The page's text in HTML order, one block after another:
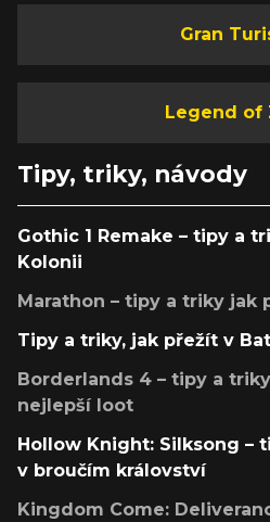
Gran
Legend of
Tipy, triky, návody
Gothic 1 Remake – tipy a
Kolonii
Marathon – tipy a triky jak
Tipy a triky, jak přežít v
Borderlands 4 – tipy a
nejlepší loot
Hollow Knight: Silksong –
v broučím království
Kingdom Come: